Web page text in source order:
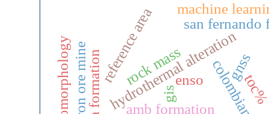
hydrothermal alteration
san fernando
amb formation
reference area
gis
rock massenso gnss
machine